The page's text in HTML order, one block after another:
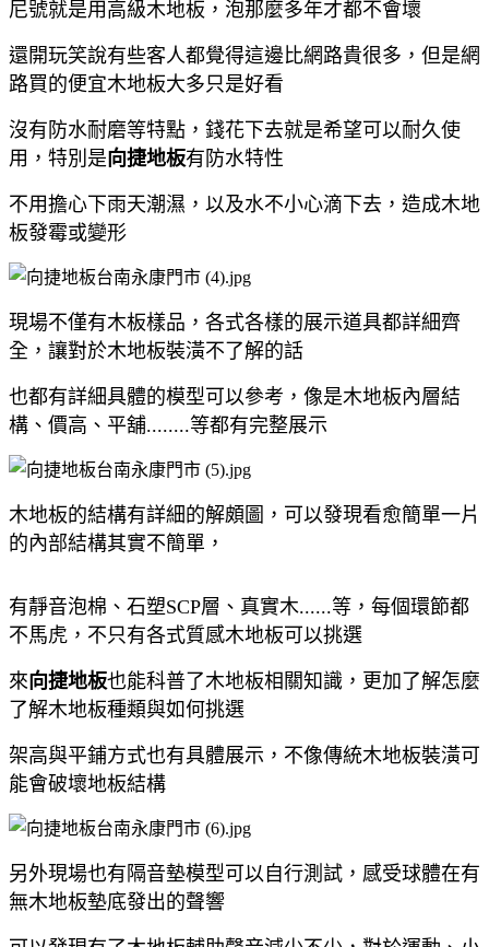
尼號就是用高級木地板，泡那麼多年才都不會壞
還開玩笑說有些客人都覺得這邊比網路貴很多，但是網
路買的便宜木地板大多只是好看
沒有防水耐磨等特點，錢花下去就是希望可以耐久使
用，特別是向捷地板有防水特性
不用擔心下雨天潮濕，以及水不小心滴下去，造成木地
板發霉或變形
現場不僅有木板樣品，各式各樣的展示道具都詳細齊
全，讓對於木地板裝潢不了解的話
也都有詳細具體的模型可以參考，像是木地板內層結
構、價高、平舖........等都有完整展示
木地板的結構有詳細的解頗圖，可以發現看愈簡單一片
的內部結構其實不簡單，
有靜音泡棉、石塑SCP層、真實木......等，每個環節都
不馬虎，不只有各式質感木地板可以挑選
來向捷地板也能科普了木地板相關知識，更加了解怎麼
了解木地板種類與如何挑選
架高與平鋪方式也有具體展示，不像傳統木地板裝潢可
能會破壞地板結構
另外現場也有隔音墊模型可以自行測試，感受球體在有
無木地板墊底發出的聲響